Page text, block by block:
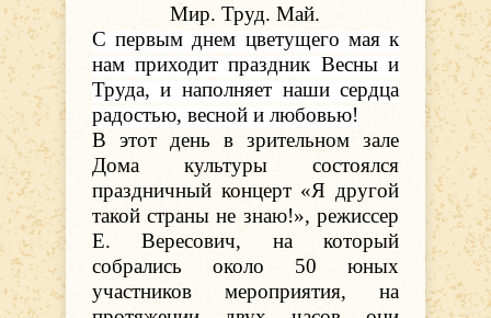
Мир. Труд. Май.
С первым днем цветущего мая к
нам приходит праздник Весны и
Труда, и наполняет наши сердца
радостью, весной и любовью!
В этот день в зрительном зале
Дома культуры состоялся
праздничный концерт «Я другой
такой страны не знаю!», режиссер
Е. Вересович, на который
собрались около 50 юных
участников мероприятия, на